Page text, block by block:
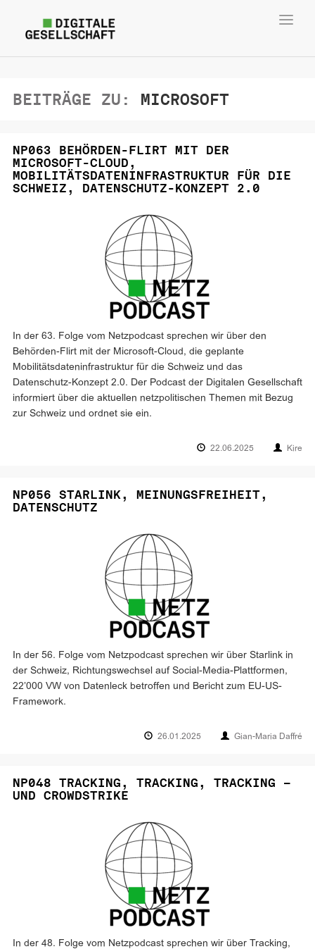
BEITRÄGE ZU: MICROSOFT
NP063 BEHÖRDEN-FLIRT MIT DER
MICROSOFT-CLOUD,
MOBILITÄTSDATENINFRASTRUKTUR FÜR DIE
SCHWEIZ, DATENSCHUTZ-KONZEPT 2.0
In der 63. Folge vom Netzpodcast sprechen wir über den
Behörden-Flirt mit der Microsoft-Cloud, die geplante
Mobilitätsdateninfrastruktur für die Schweiz und das
Datenschutz-Konzept 2.0. Der Podcast der Digitalen Gesellschaft
informiert über die aktuellen netzpolitischen Themen mit Bezug
zur Schweiz und ordnet sie ein.
22.06.2025 Kire
NP056 STARLINK, MEINUNGSFREIHEIT,
DATENSCHUTZ
In der 56. Folge vom Netzpodcast sprechen wir über Starlink in
der Schweiz, Richtungswechsel auf Social-Media-Plattformen,
22’000 VW von Datenleck betroffen und Bericht zum EU-US-
Framework.
26.01.2025 Gian-Maria Daffré
NP048 TRACKING, TRACKING, TRACKING –
UND CROWDSTRIKE
In der 48. Folge vom Netzpodcast sprechen wir über Tracking,